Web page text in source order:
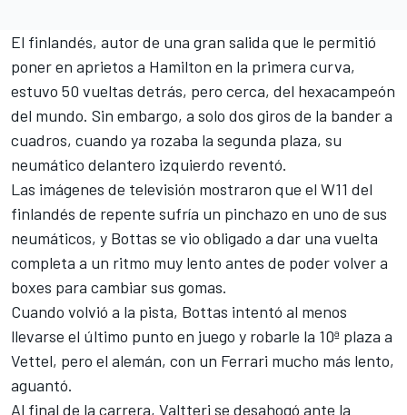
El finlandés, autor de una gran salida que le permitió
poner en aprietos a Hamilton en la primera curva,
estuvo 50 vueltas detrás, pero cerca, del hexacampeón
del mundo. Sin embargo, a solo dos giros de la bander a
cuadros, cuando ya rozaba la segunda plaza, su
neumático delantero izquierdo reventó.
Las imágenes de televisión mostraron que el W11 del
finlandés de repente sufría un pinchazo en uno de sus
neumáticos, y Bottas se vio obligado a dar una vuelta
completa a un ritmo muy lento antes de poder volver a
boxes para cambiar sus gomas.
Cuando volvió a la pista, Bottas intentó al menos
llevarse el último punto en juego y robarle la 10ª plaza a
Vettel, pero el alemán, con un Ferrari mucho más lento,
aguantó.
Al final de la carrera, Valtteri se desahogó ante la